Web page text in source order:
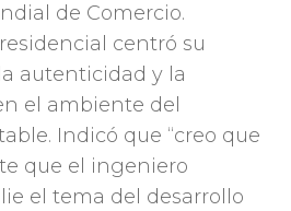
de Comercio.
centró su
autenticidad y la
el ambiente del
Indicó que “creo que
que el ingeniero
el tema del desarrollo